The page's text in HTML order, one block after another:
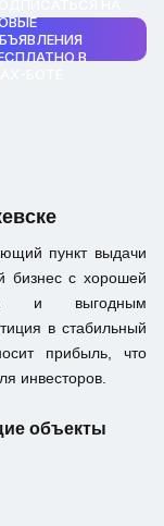
В
пункт выдачи
бизнес с хорошей
и выгодным
в стабильный
прибыль, что
инвесторов.
объекты